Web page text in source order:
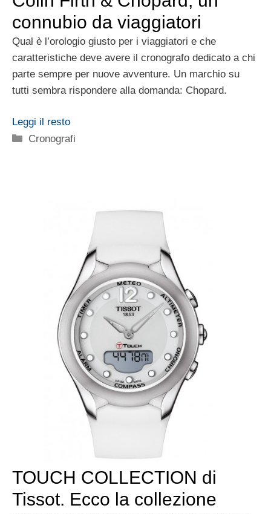
connubio da viaggiatori
Qual è l’orologio giusto per i viaggiatori e che
caratteristiche deve avere il cronografo dedicato a chi
parte sempre per nuove avventure. Un marchio su
tutti sembra rispondere alla domanda: Chopard.
Leggi il resto
Categorie
Cronografi
TOUCH COLLECTION di
Tissot. Ecco la collezione